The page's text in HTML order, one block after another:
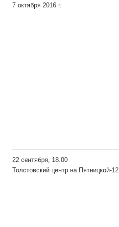
7 октября 2016 г.
22 сентября, 18.00
Толстовский центр на Пятницкой-12